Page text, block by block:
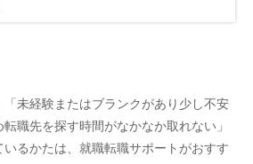
「未経験またはブランクがあり少し不安
職先を探す時間がなかなか取れない」
るかたは、就職転職サポートがおすす